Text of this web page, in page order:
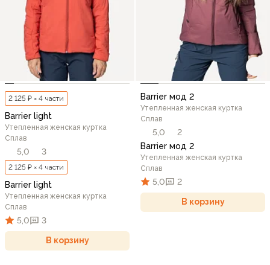
2 125 ₽ × 4 части
Barrier light
Утепленная женская куртка
Сплав
5,0 3
2 125 ₽ × 4 части
Barrier light
Утепленная женская куртка
Сплав
5,0 3
В корзину
Barrier мод 2
Утепленная женская куртка
Сплав
5,0
2
Barrier мод 2
Утепленная женская куртка
Сплав
5,0 2
В корзину